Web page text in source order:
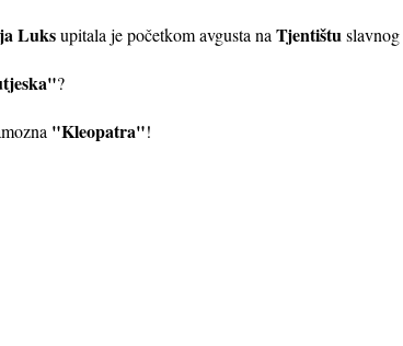
Luksupitala je početkom avgusta na Tjentištu slavnog
?
"Kleopatra"!